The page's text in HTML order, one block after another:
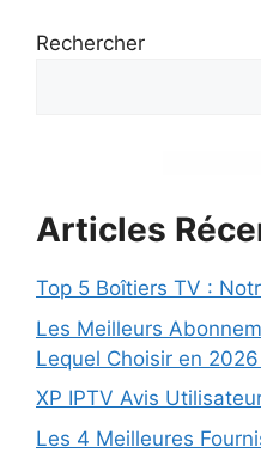
Rechercher
Articles
Top 5 Boîtiers TV :
Les Meilleurs
Lequel Choisir en 2026
XP IPTV Avis
Les 4 Meilleures